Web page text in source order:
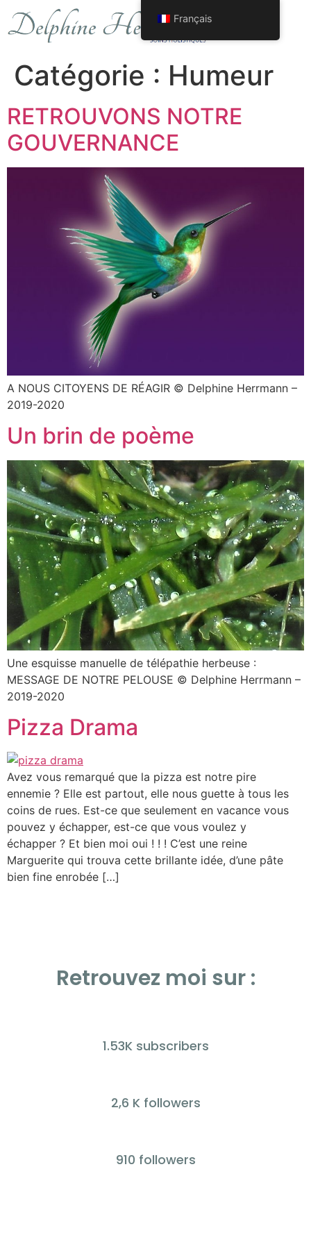
Catégorie : Humeur
RETROUVONS NOTRE
GOUVERNANCE
A NOUS CITOYENS DE RÉAGIR © Delphine Herrmann –
2019-2020
Un brin de poème
Une esquisse manuelle de télépathie herbeuse :
MESSAGE DE NOTRE PELOUSE © Delphine Herrmann –
2019-2020
Pizza Drama
Avez vous remarqué que la pizza est notre pire
ennemie ? Elle est partout, elle nous guette à tous les
coins de rues. Est-ce que seulement en vacance vous
pouvez y échapper, est-ce que vous voulez y
échapper ? Et bien moi oui ! ! ! C’est une reine
Marguerite qui trouva cette brillante idée, d’une pâte
bien fine enrobée […]
Retrouvez moi sur :
1.53K subscribers
2,6 K followers
910 followers
Français